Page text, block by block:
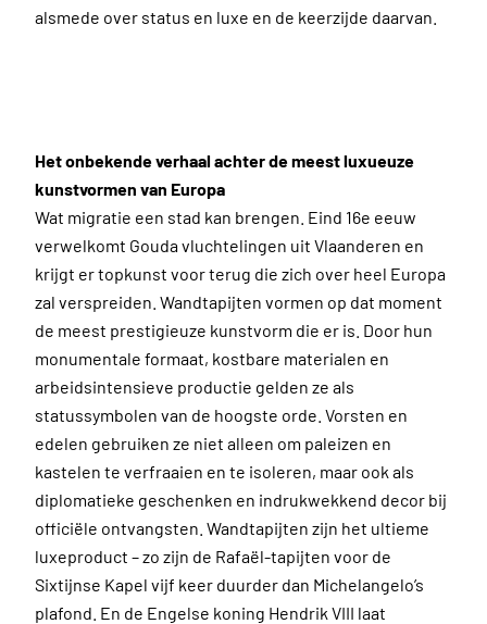
alsmede over status en luxe en de keerzijde daarvan.
Het onbekende verhaal achter de meest luxueuze
kunstvormen van Europa
Wat migratie een stad kan brengen. Eind 16e eeuw
verwelkomt Gouda vluchtelingen uit Vlaanderen en
krijgt er topkunst voor terug die zich over heel Europa
zal verspreiden. Wandtapijten vormen op dat moment
de meest prestigieuze kunstvorm die er is. Door hun
monumentale formaat, kostbare materialen en
arbeidsintensieve productie gelden ze als
statussymbolen van de hoogste orde. Vorsten en
edelen gebruiken ze niet alleen om paleizen en
kastelen te verfraaien en te isoleren, maar ook als
diplomatieke geschenken en indrukwekkend decor bij
officiële ontvangsten. Wandtapijten zijn het ultieme
luxeproduct – zo zijn de Rafaël-tapijten voor de
Sixtijnse Kapel vijf keer duurder dan Michelangelo’s
plafond. En de Engelse koning Hendrik VIII laat